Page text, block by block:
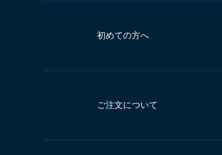
初めての方へ
ご注文について